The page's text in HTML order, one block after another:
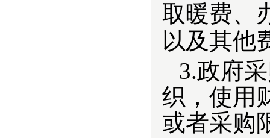
取暖费、
以及其他
3.政府
织，使用
或者采购